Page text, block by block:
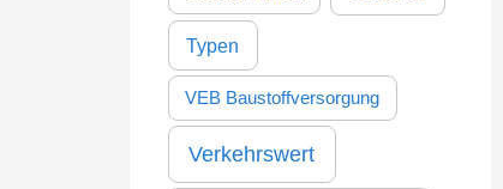
Typen
VEB Baustoffversorgung
Verkehrswert